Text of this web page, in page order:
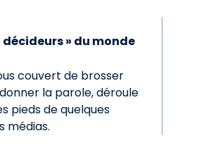
décideurs » du monde
couvert de brosser
la parole, déroule
pieds de quelques
médias.